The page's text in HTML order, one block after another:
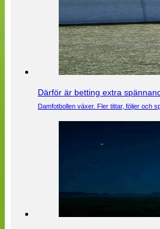
Därför är betting extra
Damfotbollen växer. Fler tittar, följer och